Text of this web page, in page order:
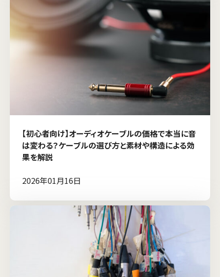
【初心者向け】オーディオケーブルの価格で本当に音
は変わる？ケーブルの選び方と素材や構造による効
果を解説
2026年01月16日